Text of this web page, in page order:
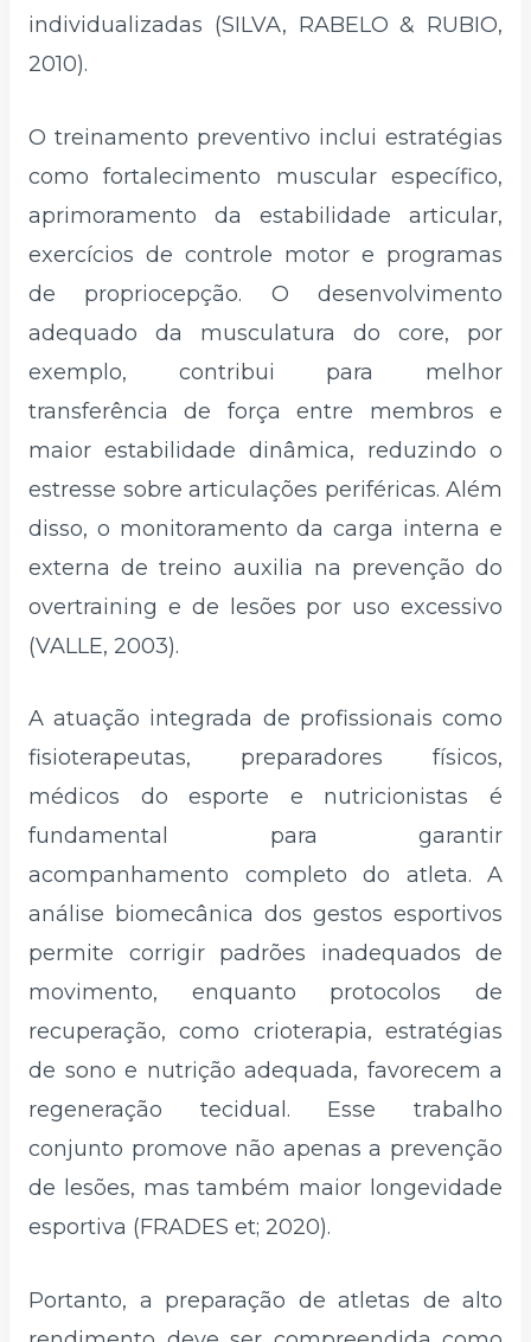
individualizadas (SILVA, RABELO & RUBIO,
2010).
O treinamento preventivo inclui estratégias
como fortalecimento muscular específico,
aprimoramento da estabilidade articular,
exercícios de controle motor e programas
de propriocepção. O desenvolvimento
adequado da musculatura do core, por
exemplo, contribui para melhor
transferência de força entre membros e
maior estabilidade dinâmica, reduzindo o
estresse sobre articulações periféricas. Além
disso, o monitoramento da carga interna e
externa de treino auxilia na prevenção do
overtraining e de lesões por uso excessivo
(VALLE, 2003).
A atuação integrada de profissionais como
fisioterapeutas, preparadores físicos,
médicos do esporte e nutricionistas é
fundamental para garantir
acompanhamento completo do atleta. A
análise biomecânica dos gestos esportivos
permite corrigir padrões inadequados de
movimento, enquanto protocolos de
recuperação, como crioterapia, estratégias
de sono e nutrição adequada, favorecem a
regeneração tecidual. Esse trabalho
conjunto promove não apenas a prevenção
de lesões, mas também maior longevidade
esportiva (FRADES et; 2020).
Portanto, a preparação de atletas de alto